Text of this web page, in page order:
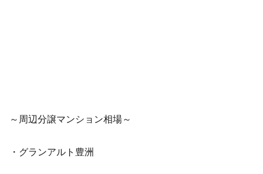
～周辺分譲マンション相場～
・グランアルト豊洲